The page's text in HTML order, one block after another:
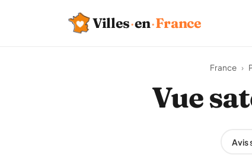
Villes·en·France
France ›
Vue
Avis